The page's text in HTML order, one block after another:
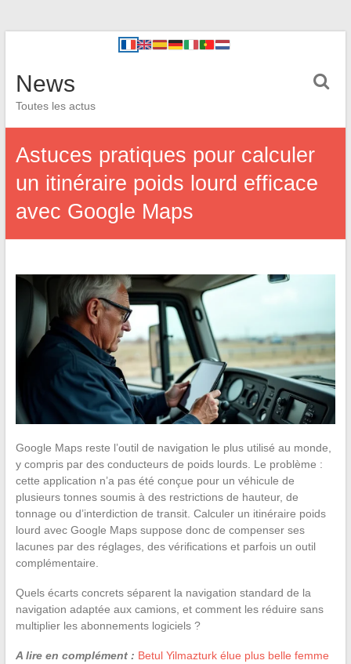
News
Toutes les actus
Astuces pratiques pour calculer
un itinéraire poids lourd efficace
avec Google Maps
Google Maps reste l’outil de navigation le plus utilisé au monde,
y compris par des conducteurs de poids lourds. Le problème :
cette application n’a pas été conçue pour un véhicule de
plusieurs tonnes soumis à des restrictions de hauteur, de
tonnage ou d’interdiction de transit. Calculer un itinéraire poids
lourd avec Google Maps suppose donc de compenser ses
lacunes par des réglages, des vérifications et parfois un outil
complémentaire.
Quels écarts concrets séparent la navigation standard de la
navigation adaptée aux camions, et comment les réduire sans
multiplier les abonnements logiciels ?
A lire en complément : Betul Yilmazturk élue plus belle femme